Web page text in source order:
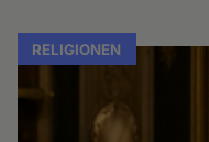
RELIGIONEN